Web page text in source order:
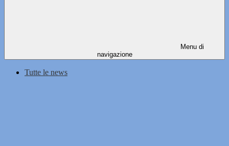
Menu di
navigazione
Tutte le news